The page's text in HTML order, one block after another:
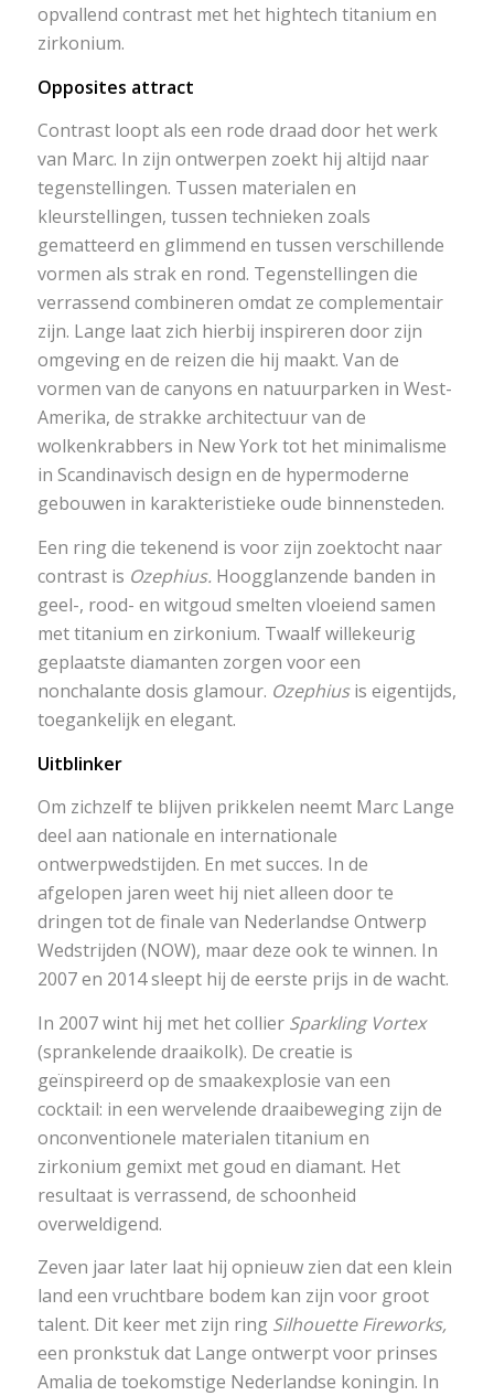
opvallend contrast met het hightech titanium en
zirkonium.
Opposites attract
Contrast loopt als een rode draad door het werk
van Marc. In zijn ontwerpen zoekt hij altijd naar
tegenstellingen. Tussen materialen en
kleurstellingen, tussen technieken zoals
gematteerd en glimmend en tussen verschillende
vormen als strak en rond. Tegenstellingen die
verrassend combineren omdat ze complementair
zijn. Lange laat zich hierbij inspireren door zijn
omgeving en de reizen die hij maakt. Van de
vormen van de canyons en natuurparken in West-
Amerika, de strakke architectuur van de
wolkenkrabbers in New York tot het minimalisme
in Scandinavisch design en de hypermoderne
gebouwen in karakteristieke oude binnensteden.
Een ring die tekenend is voor zijn zoektocht naar
contrast is Ozephius. Hoogglanzende banden in
geel-, rood- en witgoud smelten vloeiend samen
met titanium en zirkonium. Twaalf willekeurig
geplaatste diamanten zorgen voor een
nonchalante dosis glamour. Ozephiusis eigentijds,
toegankelijk en elegant.
Uitblinker
Om zichzelf te blijven prikkelen neemt Marc Lange
deel aan nationale en internationale
ontwerpwedstijden. En met succes. In de
afgelopen jaren weet hij niet alleen door te
dringen tot de finale van Nederlandse Ontwerp
Wedstrijden (NOW), maar deze ook te winnen. In
2007 en 2014 sleept hij de eerste prijs in de wacht.
In 2007 wint hij met het collier Sparkling Vortex
(sprankelende draaikolk). De creatie is
geïnspireerd op de smaakexplosie van een
cocktail: in een wervelende draaibeweging zijn de
onconventionele materialen titanium en
zirkonium gemixt met goud en diamant. Het
resultaat is verrassend, de schoonheid
overweldigend.
Zeven jaar later laat hij opnieuw zien dat een klein
land een vruchtbare bodem kan zijn voor groot
talent. Dit keer met zijn ring Silhouette Fireworks,
een pronkstuk dat Lange ontwerpt voor prinses
Amalia de toekomstige Nederlandse koningin. In